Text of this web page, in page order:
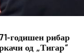
годишен рибар
од „Тигар“